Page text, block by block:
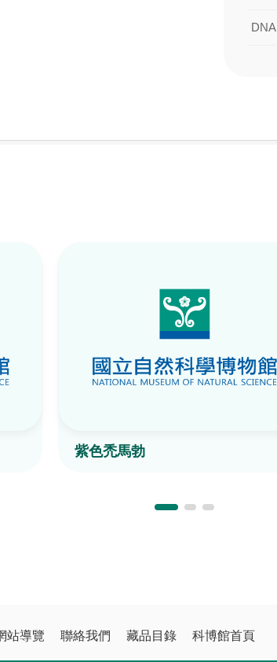
DNA
紫色禿馬勃
站導覽
聯絡我們 藏品目錄 科博館首頁